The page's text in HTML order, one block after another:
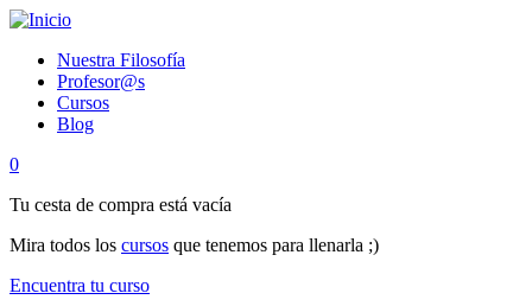
Pasar
contenido
principal
Nuestra Filosofía
Profesor@s
Cursos
Blog
0
Tu cesta de compra está vacía
Mira todos los cursos que tenemos para llenarla ;)
Encuentra tu curso